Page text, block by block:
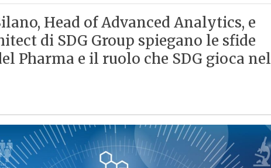
Head of Advanced Analytics, e
di SDG Group spiegano le sfide
Pharma e il ruolo che SDG gioca nel